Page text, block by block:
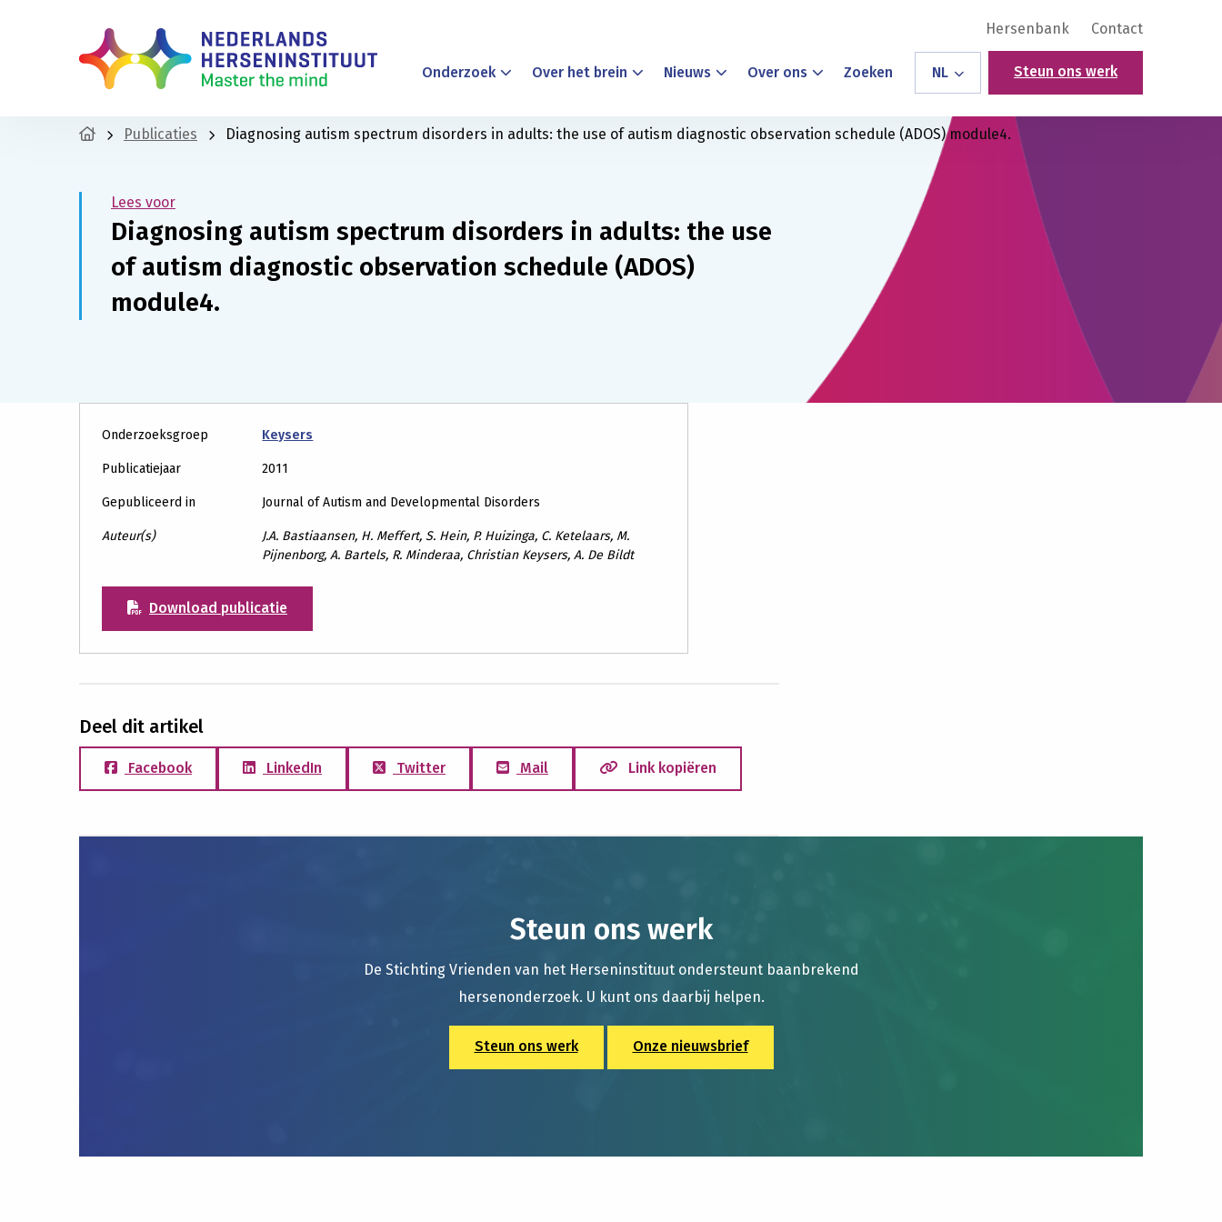
Hersenbank Contact
Onderzoek Over het brein Nieuws Over ons Zoeken NL Steun ons werk
Publicaties Diagnosing autism spectrum disorders in adults: the use of autism diagnostic observation schedule (ADOS) module4.
Lees voor
Diagnosing autism spectrum disorders in adults: the use
of autism diagnostic observation schedule (ADOS)
module4.
Onderzoeksgroep Keysers
Publicatiejaar 2011
Gepubliceerd in Journal of Autism and Developmental Disorders
Auteur(s)
J.A. Bastiaansen, H. Meffert, S. Hein, P. Huizinga, C. Ketelaars, M.
Pijnenborg, A. Bartels, R. Minderaa, Christian Keysers, A. De Bildt
Download publicatie
Deel dit artikel
Facebook LinkedIn Twitter Mail Link kopiëren
Steun ons werk
De Stichting Vrienden van het Herseninstituut ondersteunt baanbrekend
hersenonderzoek. U kunt ons daarbij helpen.
Steun ons werk Onze nieuwsbrief